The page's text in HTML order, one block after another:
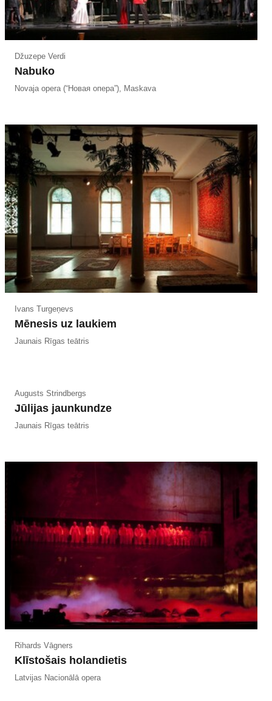
Džuzepe Verdi
Nabuko
Novaja opera (“Новая опера”), Maskava
Ivans Turgeņevs
Mēnesis uz laukiem
Jaunais Rīgas teātris
Augusts Strindbergs
Jūlijas jaunkundze
Jaunais Rīgas teātris
Rihards Vāgners
Klīstošais holandietis
Latvijas Nacionālā opera